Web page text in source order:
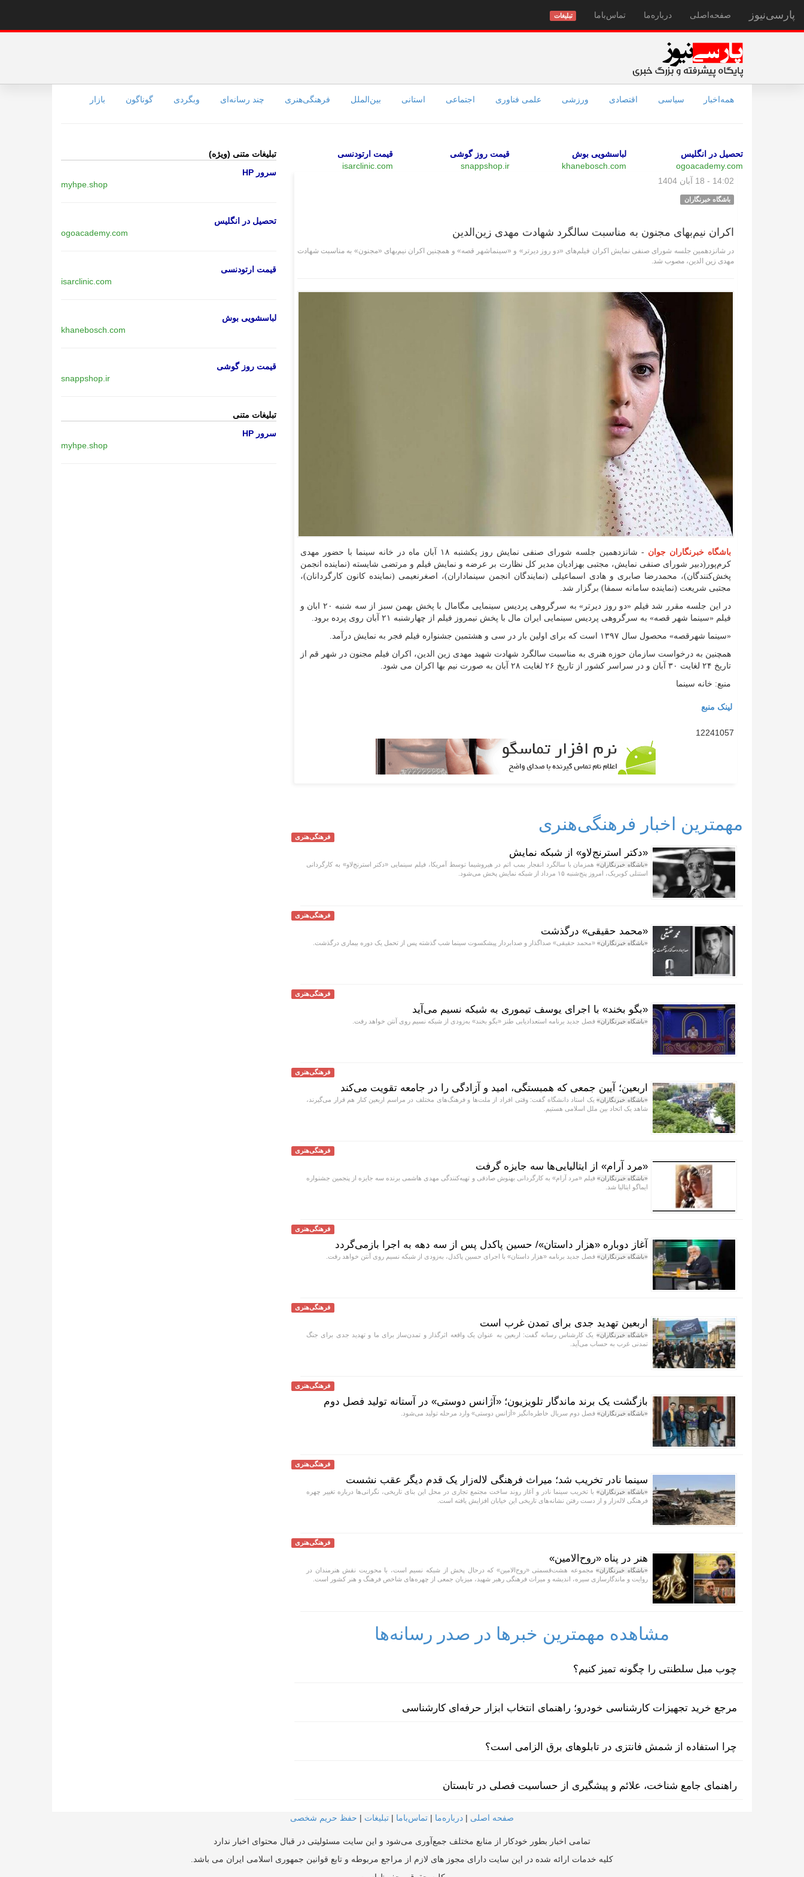
پارسی‌نیوز صفحه‌اصلی درباره‌ما تماس‌با‌ما تبلیغات
همه‌اخبار سیاسی اقتصادی ورزشی علمی فناوری اجتماعی استانی بین‌الملل فرهنگی‌هنری چند رسانه‌ای وبگردی گوناگون بازار
تحصیل در انگلیس
ogoacademy.com
لباسشویی بوش
khanebosch.com
قیمت روز گوشی
snappshop.ir
قیمت ارتودنسی
isarclinic.com
14:02 - 18 آبان 1404
باشگاه خبرنگاران
اکران نیم‌بهای مجنون به مناسبت سالگرد شهادت مهدی زین‌الدین
در شانزدهمین جلسه شورای صنفی نمایش اکران فیلم‌های «دو روز دیرتر» و «سینماشهر قصه» و همچنین اکران نیم‌بهای «مجنون» به مناسبت شهادت
مهدی زین الدین، مصوب شد.
باشگاه خبرنگاران جوان
- شانزدهمین جلسه شورای صنفی نمایش روز یکشنبه ۱۸ آبان ماه در خانه سینما با حضور مهدی
کرم‌پور(دبیر شورای صنفی نمایش، مجتبی بهزادیان مدیر کل نظارت بر عرضه و نمایش فیلم و مرتضی شایسته (نماینده انجمن
پخش‌کنندگان)، محمدرضا صابری و هادی اسماعیلی (نمایندگان انجمن سینماداران)، اصغرنعیمی (نماینده کانون کارگردانان)،
مجتبی شریعت (نماینده سامانه سمفا) برگزار شد.
در این جلسه مقرر شد فیلم «دو روز دیرتر» به سرگروهی پردیس سینمایی مگامال با پخش بهمن سبز از سه شنبه ۲۰ ابان و
فیلم «سینما شهر قصه» به سرگروهی پردیس سینمایی ایران مال با پخش نیمروز فیلم از چهارشنبه ۲۱ آبان روی پرده برود.
«سینما شهرقصه» محصول سال ۱۳۹۷ است که برای اولین بار در سی و هشتمین جشنواره فیلم فجر به نمایش درآمد.
همچنین به درخواست سازمان حوزه هنری به مناسبت سالگرد شهادت شهید مهدی زین الدین، اکران فیلم مجنون در شهر قم از
تاریخ ۲۴ لغایت ۳۰ آبان و در سراسر کشور از تاریخ ۲۶ لغایت ۲۸ آبان به صورت نیم بها اکران می شود.
منبع: خانه سینما
لینک منبع
12241057
مهمترین اخبار فرهنگی‌هنری
فرهنگی‌هنری
«دکتر استرنج‌لاو» از شبکه نمایش
«باشگاه خبرنگاران»همزمان با سالگرد انفجار بمب اتم در هیروشیما توسط آمریکا، فیلم سینمایی «دکتر استرنج‌لاو» به کارگردانی
استنلی کوبریک، امروز پنج‌شنبه ۱۵ مرداد از شبکه نمایش پخش می‌شود.
فرهنگی‌هنری
«محمد حقیقی» درگذشت
«باشگاه خبرنگاران» «محمد حقیقی» صداگذار و صدابردار پیشکسوت سینما شب گذشته پس از تحمل یک دوره بیماری درگذشت.
فرهنگی‌هنری
«بگو بخند» با اجرای یوسف تیموری به شبکه نسیم می‌آید
«باشگاه خبرنگاران» فصل جدید برنامه استعدادیابی طنز «بگو بخند» به‌زودی از شبکه نسیم روی آنتن خواهد رفت.
فرهنگی‌هنری
اربعین؛ آیین جمعی که همبستگی، امید و آزادگی را در جامعه تقویت می‌کند
«باشگاه خبرنگاران»یک استاد دانشگاه گفت: وقتی افراد از ملت‌ها و فرهنگ‌های مختلف در مراسم اربعین کنار هم قرار می‌گیرند،
شاهد یک اتحاد بین ملل اسلامی هستیم.
فرهنگی‌هنری
«مرد آرام» از ایتالیایی‌ها سه جایزه گرفت
«باشگاه خبرنگاران» فیلم «مرد آرام» به کارگردانی بهنوش صادقی و تهیه‌کنندگی مهدی هاشمی برنده سه جایزه از پنجمین جشنواره
ایماگو ایتالیا شد.
فرهنگی‌هنری
آغاز دوباره «هزار داستان»/ حسین پاکدل پس از سه دهه به اجرا بازمی‌گردد
«باشگاه خبرنگاران» فصل جدید برنامه «هزار داستان» با اجرای حسین پاکدل، به‌زودی از شبکه نسیم روی آنتن خواهد رفت.
فرهنگی‌هنری
اربعین تهدید جدی برای تمدن غرب است
«باشگاه خبرنگاران» یک کارشناس رسانه گفت: اربعین به عنوان یک واقعه اثرگذار و تمدن‌ساز برای ما و تهدید جدی برای جنگ
تمدنی غرب به حساب می‌آید.
فرهنگی‌هنری
بازگشت یک برند ماندگار تلویزیون؛ «آژانس دوستی» در آستانه تولید فصل دوم
«باشگاه خبرنگاران» فصل دوم سریال خاطره‌انگیز «آژانس دوستی» وارد مرحله تولید می‌شود.
فرهنگی‌هنری
سینما نادر تخریب شد؛ میراث فرهنگی لاله‌زار یک قدم دیگر عقب نشست
«باشگاه خبرنگاران» با تخریب سینما نادر و آغاز روند ساخت مجتمع تجاری در محل این بنای تاریخی، نگرانی‌ها درباره تغییر چهره
فرهنگی لاله‌زار و از دست رفتن نشانه‌های تاریخی این خیابان افزایش یافته است.
فرهنگی‌هنری
هنر در پناه «روح‌الامین»
«باشگاه خبرنگاران»مجموعه هشت‌قسمتی «روح‌الامین» که درحال پخش از شبکه نسیم است، با محوریت نقش هنرمندان در
روایت و ماندگارسازی سیره، اندیشه و میراث فرهنگی رهبر شهید، میزبان جمعی از چهره‌های شاخص فرهنگ و هنر کشور است.
مشاهده مهمترین خبرها در صدر رسانه‌ها
چوب مبل سلطنتی را چگونه تمیز کنیم؟
مرجع خرید تجهیزات کارشناسی خودرو؛ راهنمای انتخاب ابزار حرفه‌ای کارشناسی
چرا استفاده از شمش فانتزی در تابلوهای برق الزامی است؟
راهنمای جامع شناخت، علائم و پیشگیری از حساسیت فصلی در تابستان
تبلیغات متنی (ویژه)
سرور HP
myhpe.shop
تحصیل در انگلیس
ogoacademy.com
قیمت ارتودنسی
isarclinic.com
لباسشویی بوش
khanebosch.com
قیمت روز گوشی
snappshop.ir
تبلیغات متنی
سرور HP
myhpe.shop
صفحه اصلی | درباره‌ما | تماس‌با‌ما | تبلیغات | حفظ حریم شخصی
تمامی اخبار بطور خودکار از منابع مختلف جمع‌آوری می‌شود و این سایت مسئولیتی در قبال محتوای اخبار ندارد
کلیه خدمات ارائه شده در این سایت دارای مجوز های لازم از مراجع مربوطه و تابع قوانین جمهوری اسلامی ایران می باشد.